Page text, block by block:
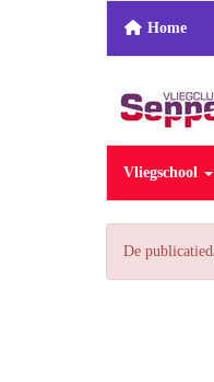
Home
Vliegschool
De